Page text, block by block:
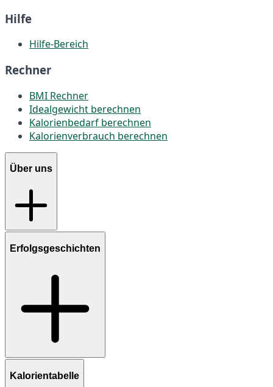
Hilfe
Hilfe-Bereich
Rechner
BMI Rechner
Idealgewicht berechnen
Kalorienbedarf berechnen
Kalorienverbrauch berechnen
Über uns
Erfolgsgeschichten
Kalorientabelle